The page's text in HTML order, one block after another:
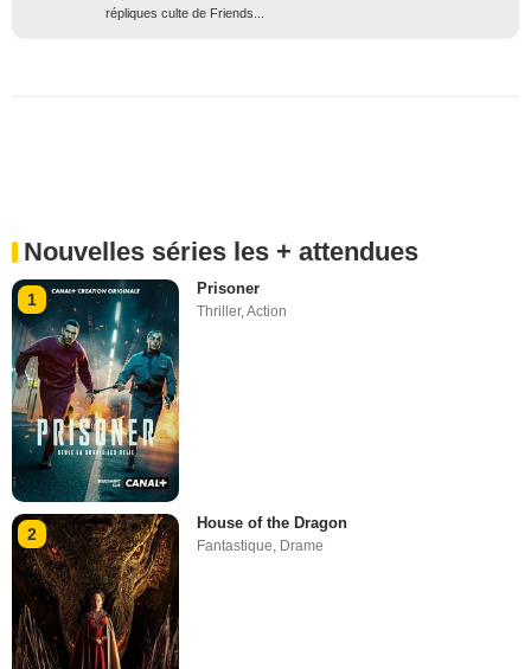
répliques culte de Friends...
Nouvelles séries les + attendues
1
Prisoner
Thriller,Action
2
House of the Dragon
Fantastique, Drame